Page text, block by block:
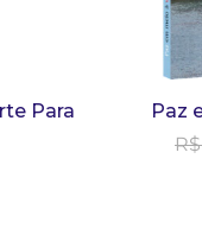
Para Paz
R$